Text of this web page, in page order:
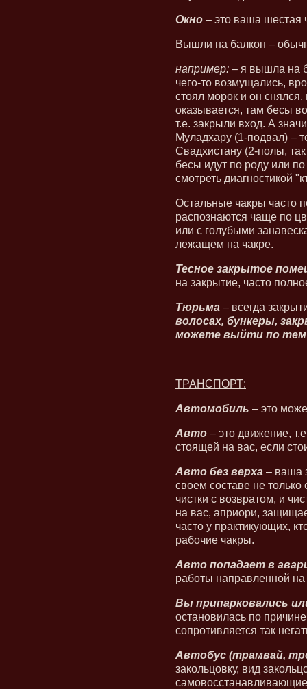
Окно – это ваша шестая
Вышли на балкон –
например: – я вышла на
чего-то возмущались,
стоял морок и он
оказывается, там бесы
т.е. закрыли вход. А
Муладхару (1-подвал) –
Свадхистану (2-полы,
бесы идут по роду или по
смотреть диагностикой
Остальные чакры часто
распознаются чаще по
или с голубыми
лежащем на чакре.
Тесное закрытое
на закрытие, часто
Тюрьма – всегда
волосах, бункеры,
можете выйти по тем
ТРАНСПОРТ:
Автомобиль – это
Авто – это движение,
стоящей на вас, если
Авто без верха – ваша
своем составе не
чистки с возвратом, и
на вас, априори,
часто у практикующих,
рабочие чакры.
Авто попадает в
работы направленной
Вы припарковались
остановилась по
сопротивляется так
Автобус (трамвай,
закольцовку, вид